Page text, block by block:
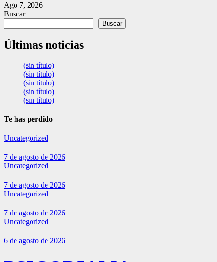
Ago 7, 2026
Buscar
Buscar
Últimas noticias
(sin título)
(sin título)
(sin título)
(sin título)
(sin título)
Te has perdido
Uncategorized
7 de agosto de 2026
Uncategorized
7 de agosto de 2026
Uncategorized
7 de agosto de 2026
Uncategorized
6 de agosto de 2026